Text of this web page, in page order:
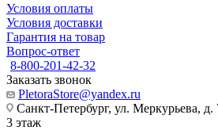
Условия оплаты
Условия доставки
Гарантия на товар
Вопрос-ответ
8-800-201-42-32
Заказать звонок
PletoraStore@yandex.ru
Санкт-Петербург, ул. Меркурьева, д.
3 этаж